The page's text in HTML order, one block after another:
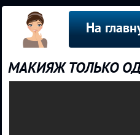
На
МАКИЯЖ ТОЛЬКО